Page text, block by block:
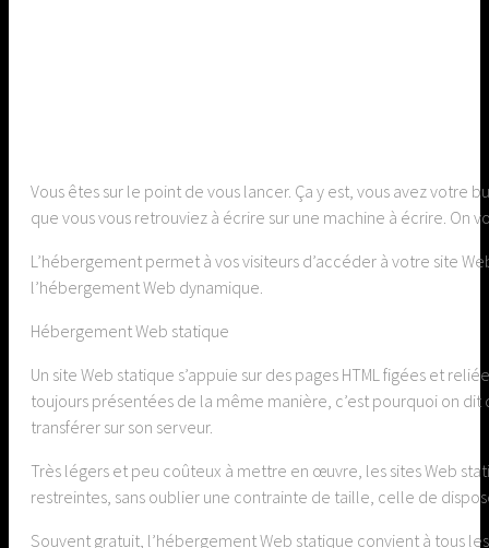
Vous êtes sur le point de vous lancer. Ça y est, vous avez
que vous vous retrouviez à écrire sur une machine à écrire. On
L’hébergement permet à vos visiteurs d’accéder à votre site
l’hébergement Web dynamique.
Hébergement Web statique
Un site Web statique s’appuie sur des pages HTML figées et
toujours présentées de la même manière, c’est pourquoi on
transférer sur son serveur.
Très légers et peu coûteux à mettre en œuvre, les sites Web
restreintes, sans oublier une contrainte de taille, celle de
Souvent gratuit, l’hébergement Web statique convient à tous